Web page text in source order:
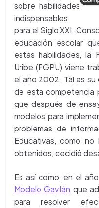
sobre habilidades
indispensables
para el Siglo XXI.
educación escolar
estas habilidades, la
Uribe (FGPU) viene
el año 2002. Tal es su
de esta competencia
que después de
modelos para
problemas de
Educativas, como no
obtenidos, decidió
Es así como, en el
Modelo Gavilán que
para resolver